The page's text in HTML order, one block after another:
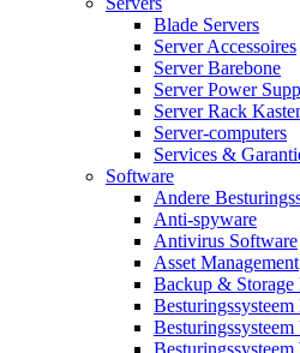
Blade Servers
Server Accessoires
Server Barebone
Server Power
Server Rack
Server-computers
Services &
Software
Andere
Anti-spyware
Antivirus Software
Asset Management
Backup & Storage